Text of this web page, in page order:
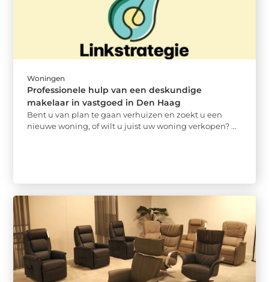
Woningen
Professionele hulp van een deskundige
makelaar in vastgoed in Den Haag
Bent u van plan te gaan verhuizen en zoekt u een
nieuwe woning, of wilt u juist uw woning verkopen? ...